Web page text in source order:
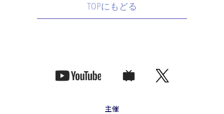
TOPにもどる
主催